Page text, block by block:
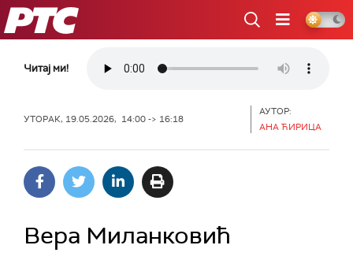
РТС
Читај ми!
УТОРАК, 19.05.2026, 14:00 -> 16:18
АУТОР:
АНА ЋИРИЦА
Вера Миланковић